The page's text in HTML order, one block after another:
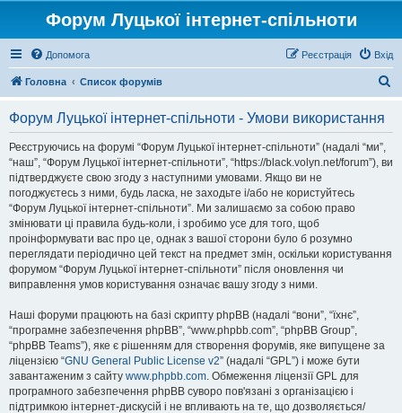
Форум Луцької інтернет-спільноти
Допомога Вхід
Реєстрація
Головна Список форумів
Форум Луцької інтернет-спільноти - Умови використання
Реєструючись на форумі “Форум Луцької інтернет-спільноти” (надалі “ми”,
“наш”, “Форум Луцької інтернет-спільноти”, “https://black.volyn.net/forum”), ви
підтверджуєте свою згоду з наступними умовами. Якщо ви не
погоджуєтесь з ними, будь ласка, не заходьте і/або не користуйтесь
“Форум Луцької інтернет-спільноти”. Ми залишаємо за собою право
змінювати ці правила будь-коли, і зробимо усе для того, щоб
проінформувати вас про це, однак з вашої сторони було б розумно
переглядати періодично цей текст на предмет змін, оскільки користування
форумом “Форум Луцької інтернет-спільноти” після оновлення чи
виправлення умов користування означає вашу згоду з ними.
Наші форуми працюють на базі скрипту phpBB (надалі “вони”, “їхнє”,
“програмне забезпечення phpBB”, “www.phpbb.com”, “phpBB Group”,
“phpBB Teams”), яке є рішенням для створення форумів, яке випущене за
ліцензією “GNU General Public License v2” (надалі “GPL”) і може бути
завантаженим з сайту www.phpbb.com. Обмеження ліцензії GPL для
програмного забезпечення phpBB суворо пов'язані з організацією і
підтримкою інтернет-дискусій і не впливають на те, що дозволяється/